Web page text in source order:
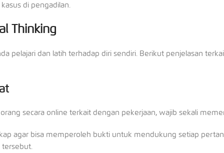
di pengadilan.
Thinking
pelajari dan latih terhadap diri sendiri. Berikut penjelasan
secara online terkait dengan pekerjaan, wajib sekali
agar bisa memperoleh bukti untuk mendukung setiap
tersebut.